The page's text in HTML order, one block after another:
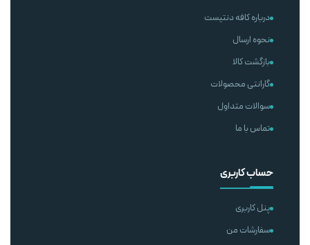
درباره کافه دنتیست
نحوه ارسال
بازگشت کالا
گارانتی محصولات
سوالات متداول
تماس با ما
حساب کاربری
پنل کاربری
سفارشات من